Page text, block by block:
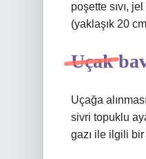
poşette sıvı,
(yaklaşık 20
Uçak
Uçağa
sivri topuklu
gazı ile ilgili